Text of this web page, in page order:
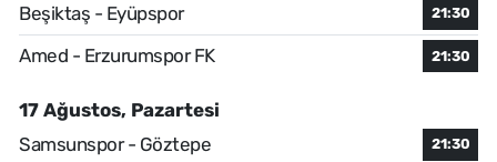
Beşiktaş - Eyüpspor 21:30
Amed - Erzurumspor FK 21:30
17 Ağustos, Pazartesi
Samsunspor - Göztepe
21:30